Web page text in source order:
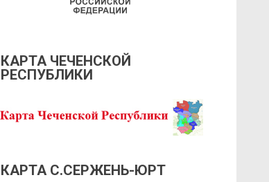
КАРТА ЧЕЧЕНСКОЙ
РЕСПУБЛИКИ
КАРТА С.СЕРЖЕНЬ-ЮРТ